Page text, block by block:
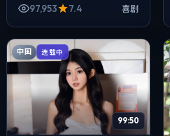
善执导，凯特·布兰切特、段奕
97,953 7.4 喜剧
中国 连载中
99:50